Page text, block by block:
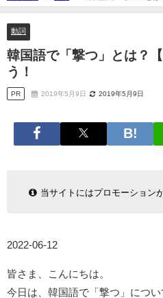
動詞
韓国語で「撃つ」とは？
う！
PR 2019年5月9日 2019年5月9日
当サイトにはプロモーション
2022-06-12
皆さま、こんにちは。
今日は、韓国語で「撃つ」につい